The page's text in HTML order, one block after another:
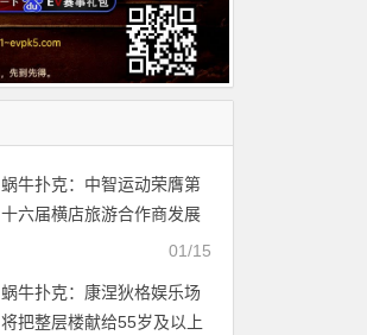
蜗牛扑克：中智运动荣膺第
十六届横店旅游合作商发展
01/15
蜗牛扑克：康涅狄格娱乐场
将把整层楼献给55岁及以上